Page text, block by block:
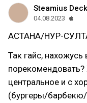
Steamius Deck
04.08.2023
АСТАНА/НУР-
Так гайс,
центральное и с
(бургеры/